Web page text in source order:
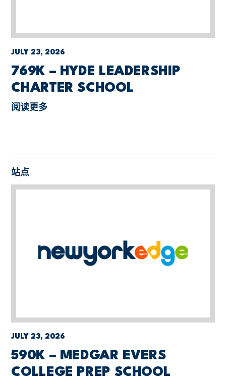
JULY 23, 2026
769K – HYDE LEADERSHIP
CHARTER SCHOOL
阅读更多
站点
JULY 23, 2026
590K – MEDGAR EVERS
COLLEGE PREP SCHOOL